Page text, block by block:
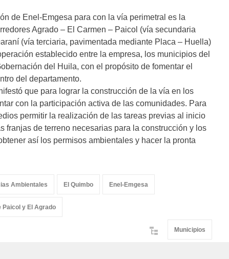
de Enel-Emgesa para con la vía perimetral es la
Agrado – El Carmen – Paicol (vía secundaria
(vía terciaria, pavimentada mediante Placa – Huella)
establecido entre la empresa, los municipios del
del Huila, con el propósito de fomentar el
del departamento.
que para lograr la construcción de la vía en los
con la participación activa de las comunidades. Para
permitir la realización de las tareas previas al inicio
franjas de terreno necesarias para la construcción y los
así los permisos ambientales y hacer la pronta
Ambientales El Quimbo Enel-Emgesa
Paicol y El Agrado
Municipios